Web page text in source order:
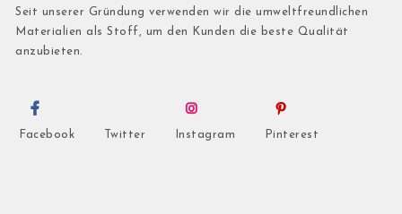
Seit unserer Gründung verwenden wir die umweltfreundlichen
Materialien als Stoff, um den Kunden die beste Qualität
anzubieten.
Facebook Twitter Instagram Pinterest